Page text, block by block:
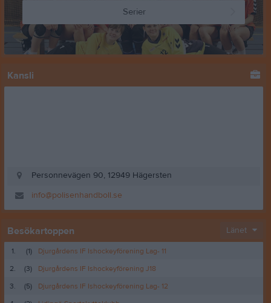
Serier
Kansli
Personnevägen 90, 12949 Hägersten
info@polisenhandboll.se
Besökartoppen Länet
1. (1)
Djurgårdens IF Ishockeyförening Lag- 11
2.
(3)
Djurgårdens IF Ishockeyförening J18
3.
(5)
Djurgårdens IF Ishockeyförening Lag- 12